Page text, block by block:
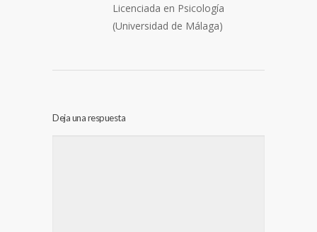
Licenciada en Psicología
(Universidad de Málaga)
Deja una respuesta